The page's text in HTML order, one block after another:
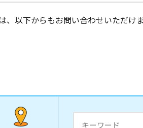
以下からもお問い合わせいただけま